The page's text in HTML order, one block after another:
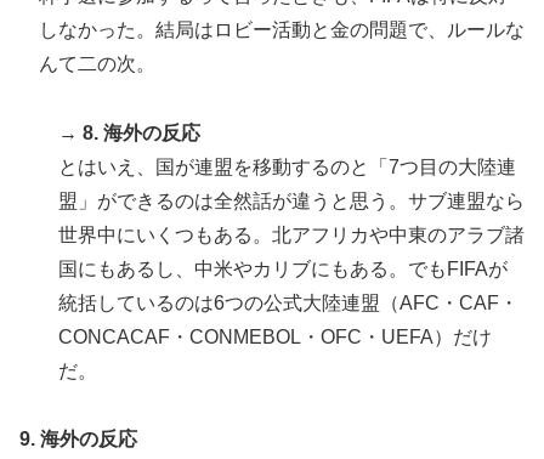
しなかった。結局はロビー活動と金の問題で、ルールな
んて二の次。
→ 8. 海外の反応
とはいえ、国が連盟を移動するのと「7つ目の大陸連
盟」ができるのは全然話が違うと思う。サブ連盟なら
世界中にいくつもある。北アフリカや中東のアラブ諸
国にもあるし、中米やカリブにもある。でもFIFAが
統括しているのは6つの公式大陸連盟（AFC・CAF・
CONCACAF・CONMEBOL・OFC・UEFA）だけ
だ。
9. 海外の反応